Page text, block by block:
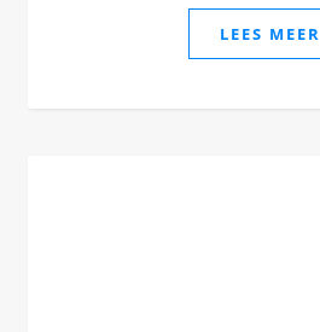
LEES MEER